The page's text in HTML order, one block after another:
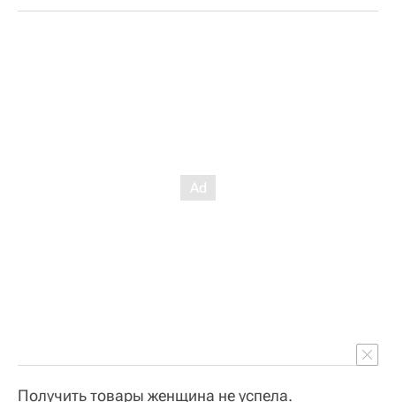
Получить товары женщина не успела.